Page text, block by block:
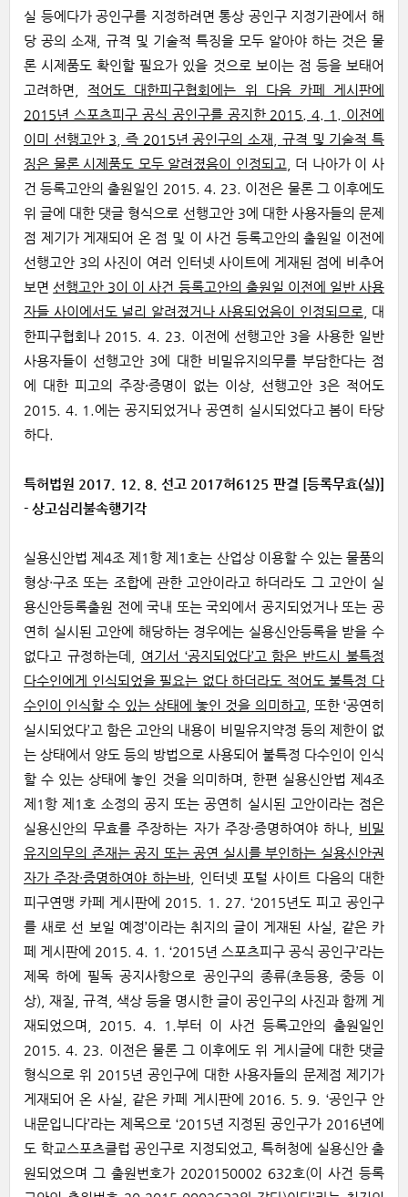
실 등에다가 공인구를 지정하려면 통상 공인구 지정기관에서 해
당 공의 소재, 규격 및 기술적 특징을 모두 알아야 하는 것은 물
론 시제품도 확인할 필요가 있을 것으로 보이는 점 등을 보태어
고려하면, 적어도 대한피구협회에는 위 다음 카페 게시판에
2015년 스포츠피구 공식 공인구를 공지한 2015. 4. 1. 이전에
이미 선행고안 3, 즉 2015년 공인구의 소재, 규격 및 기술적 특
징은 물론 시제품도 모두 알려졌음이 인정되고
, 더 나아가 이 사
건 등록고안의 출원일인 2015. 4. 23. 이전은 물론 그 이후에도
위 글에 대한 댓글 형식으로 선행고안 3에 대한 사용자들의 문제
점 제기가 게재되어 온 점 및 이 사건 등록고안의 출원일 이전에
선행고안 3의 사진이 여러 인터넷 사이트에 게재된 점에 비추어
보면 선행고안 3이 이 사건 등록고안의 출원일 이전에 일반 사용
자들 사이에서도 널리 알려졌거나 사용되었음이 인정되므로 , 대
한피구협회나 2015. 4. 23. 이전에 선행고안 3을 사용한 일반
사용자들이 선행고안 3에 대한 비밀유지의무를 부담한다는 점
에 대한 피고의 주장·증명이 없는 이상, 선행고안 3은 적어도
2015. 4. 1.에는 공지되었거나 공연히 실시되었다고 봄이 타당
하다.
특허법원 2017. 12. 8. 선고 2017허6125 판결 [등록무효(실)]
- 상고심리불속행기각
실용신안법 제4조 제1항 제1호는 산업상 이용할 수 있는 물품의
형상·구조 또는 조합에 관한 고안이라고 하더라도 그 고안이 실
용신안등록출원 전에 국내 또는 국외에서 공지되었거나 또는 공
연히 실시된 고안에 해당하는 경우에는 실용신안등록을 받을 수
없다고 규정하는데, 여기서 ‘공지되었다’고 함은 반드시 불특정
다수인에게 인식되었을 필요는 없다 하더라도 적어도 불특정 다
수인이 인식할 수 있는 상태에 놓인 것을 의미하고 , 또한 ‘공연히
실시되었다’고 함은 고안의 내용이 비밀유지약정 등의 제한이 없
는 상태에서 양도 등의 방법으로 사용되어 불특정 다수인이 인식
할 수 있는 상태에 놓인 것을 의미하며, 한편 실용신안법 제4조
제1항 제1호 소정의 공지 또는 공연히 실시된 고안이라는 점은
실용신안의 무효를 주장하는 자가 주장·증명하여야 하나, 비밀
유지의무의 존재는 공지 또는 공연 실시를 부인하는 실용신안권
자가 주장·증명하여야 하는바, 인터넷 포털 사이트 다음의 대한
피구연맹 카페 게시판에 2015. 1. 27. ‘2015년도 피고 공인구
를 새로 선 보일 예정’이라는 취지의 글이 게재된 사실, 같은 카
페 게시판에 2015. 4. 1. ‘2015년 스포츠피구 공식 공인구’라는
제목 하에 필독 공지사항으로 공인구의 종류(초등용, 중등 이
상), 재질, 규격, 색상 등을 명시한 글이 공인구의 사진과 함께 게
재되었으며, 2015. 4. 1.부터 이 사건 등록고안의 출원일인
2015. 4. 23. 이전은 물론 그 이후에도 위 게시글에 대한 댓글
형식으로 위 2015년 공인구에 대한 사용자들의 문제점 제기가
게재되어 온 사실, 같은 카페 게시판에 2016. 5. 9. ‘공인구 안
내문입니다’라는 제목으로 ‘2015년 지정된 공인구가 2016년에
도 학교스포츠클럽 공인구로 지정되었고, 특허청에 실용신안 출
원되었으며 그 출원번호가 2020150002 632호(이 사건 등록